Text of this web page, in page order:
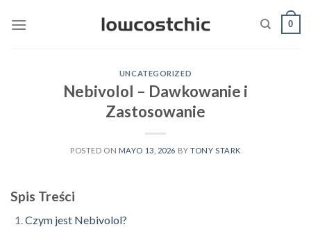
0
UNCATEGORIZED
Nebivolol – Dawkowanie i
Zastosowanie
POSTED ON MAYO 13, 2026 BYTONY STARK
Spis Treści
Czym jest Nebivolol?